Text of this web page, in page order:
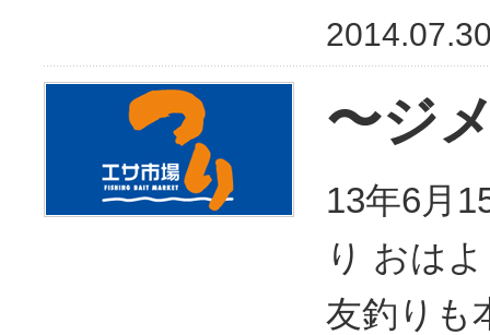
〜ジ
13年6月
り おは
友釣りも